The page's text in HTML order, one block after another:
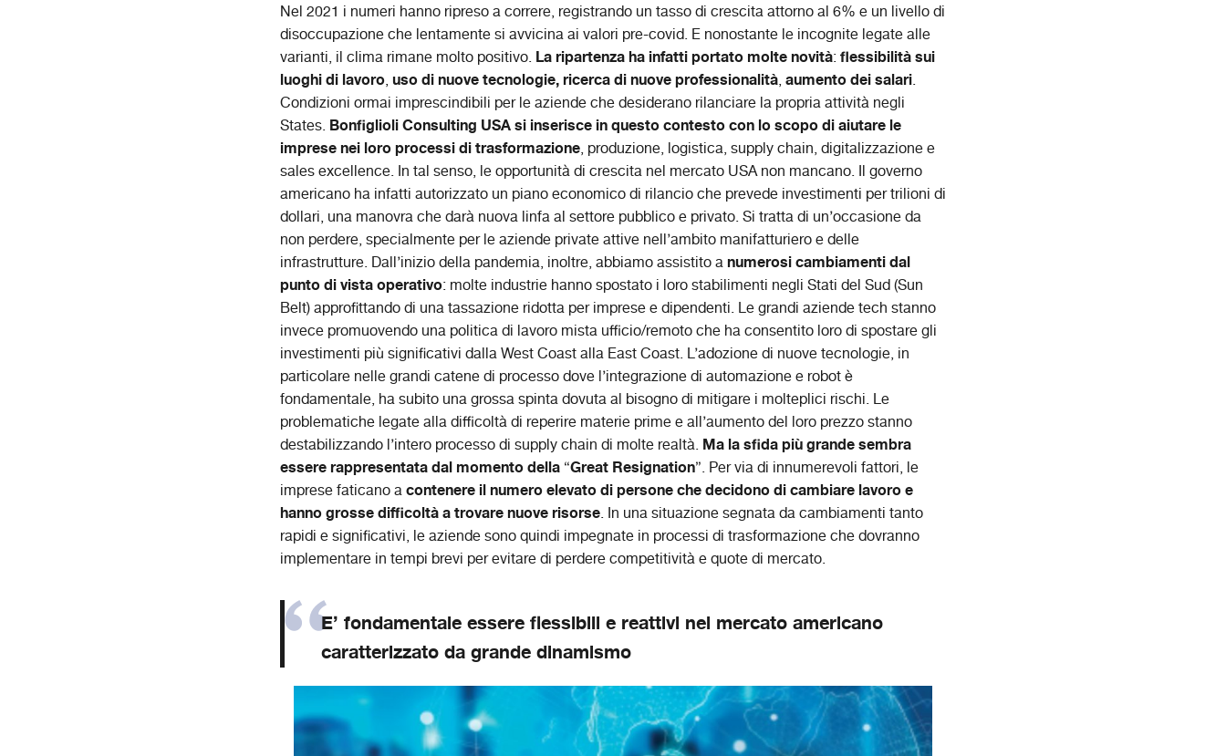
Nel 2021 i numeri hanno ripreso a correre, registrando un tasso di crescita attorno al 6% e un livello di
disoccupazione che lentamente si avvicina ai valori pre-covid. E nonostante le incognite legate alle
varianti, il clima rimane molto positivo. La ripartenza ha infatti portato molte novità:flessibilità sui
luoghi di lavoro,uso di nuove tecnologie, ricerca di nuove professionalità,aumento dei salari.
Condizioni ormai imprescindibili per le aziende che desiderano rilanciare la propria attività negli
States. Bonfiglioli Consulting USA si inserisce in questo contesto con lo scopo di aiutare le
imprese nei loro processi di trasformazione, produzione, logistica, supply chain, digitalizzazione e
sales excellence. In tal senso, le opportunità di crescita nel mercato USA non mancano. Il governo
americano ha infatti autorizzato un piano economico di rilancio che prevede investimenti per trilioni di
dollari, una manovra che darà nuova linfa al settore pubblico e privato. Si tratta di un’occasione da
non perdere, specialmente per le aziende private attive nell’ambito manifatturiero e delle
infrastrutture. Dall’inizio della pandemia, inoltre, abbiamo assistito anumerosi cambiamenti dal
punto di vista operativo: molte industrie hanno spostato i loro stabilimenti negli Stati del Sud (Sun
Belt) approfittando di una tassazione ridotta per imprese e dipendenti. Le grandi aziende tech stanno
invece promuovendo una politica di lavoro mista ufficio/remoto che ha consentito loro di spostare gli
investimenti più significativi dalla West Coast alla East Coast. L’adozione di nuove tecnologie, in
particolare nelle grandi catene di processo dove l’integrazione di automazione e robot è
fondamentale, ha subito una grossa spinta dovuta al bisogno di mitigare i molteplici rischi. Le
problematiche legate alla difficoltà di reperire materie prime e all’aumento del loro prezzo stanno
destabilizzando l’intero processo di supply chain di molte realtà. Ma la sfida più grande sembra
essere rappresentata dal momento della “Great Resignation”. Per via di innumerevoli fattori, le
imprese faticano acontenere il numero elevato di persone che decidono di cambiare lavoro e
hanno grosse difficoltà a trovare nuove risorse. In una situazione segnata da cambiamenti tanto
rapidi e significativi, le aziende sono quindi impegnate in processi di trasformazione che dovranno
implementare in tempi brevi per evitare di perdere competitività e quote di mercato.
E’ fondamentale essere flessibili e reattivi nel mercato americano
caratterizzato da grande dinamismo